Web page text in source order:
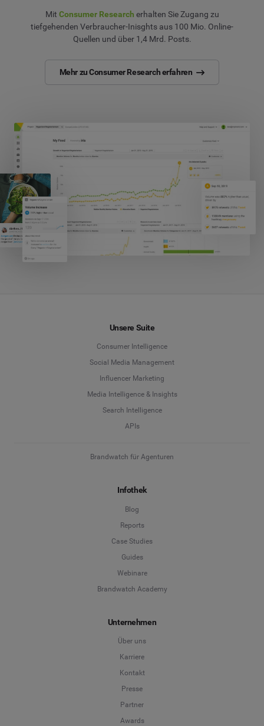
Mit Consumer Research erhalten Sie Zugang zu
tiefgehenden Verbraucher-Inisghts aus 100 Mio. Online-
Quellen und über 1,4 Mrd. Posts.
Mehr zu Consumer Research erfahren
Unsere Suite
Consumer Intelligence
Social Media Management
Influencer Marketing
Media Intelligence & Insights
Search Intelligence
APIs
Brandwatch für Agenturen
Infothek
Blog
Reports
Case Studies
Guides
Webinare
Brandwatch Academy
Unternehmen
Über uns
Karriere
Kontakt
Presse
Partner
Awards